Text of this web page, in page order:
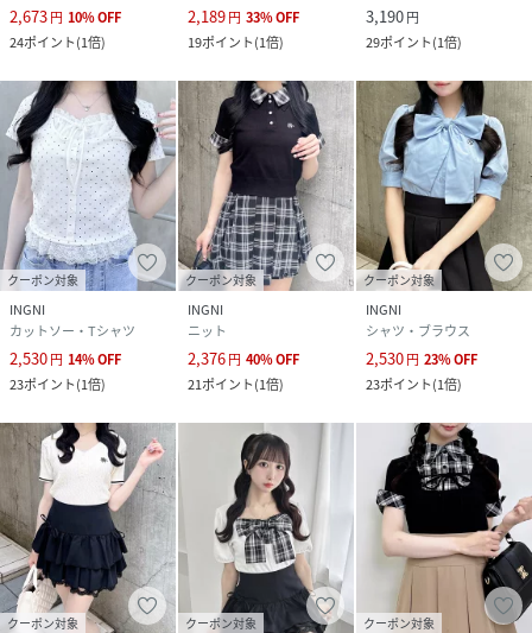
2,673円 10%OFF
24ポイント(1倍)
2,189円 33%OFF
19ポイント(1倍)
3,190円
29ポイント(1倍)
クーポン対象
INGNI
カットソー・Tシャツ
2,530円 14%OFF
23ポイント(1倍)
クーポン対象
INGNI
ニット
2,376円 40%OFF
21ポイント(1倍)
クーポン対象
INGNI
シャツ・ブラウス
2,530円 23%OFF
23ポイント(1倍)
クーポン対象 クーポン対象 クーポン対象